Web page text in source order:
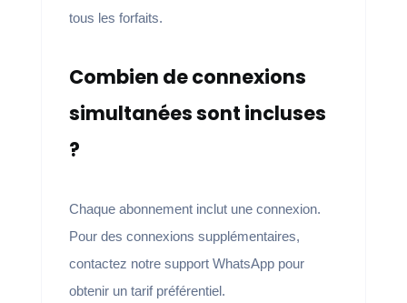
tous les forfaits.
Combien de connexions
simultanées sont incluses
?
Chaque abonnement inclut une connexion.
Pour des connexions supplémentaires,
contactez notre support WhatsApp pour
obtenir un tarif préférentiel.